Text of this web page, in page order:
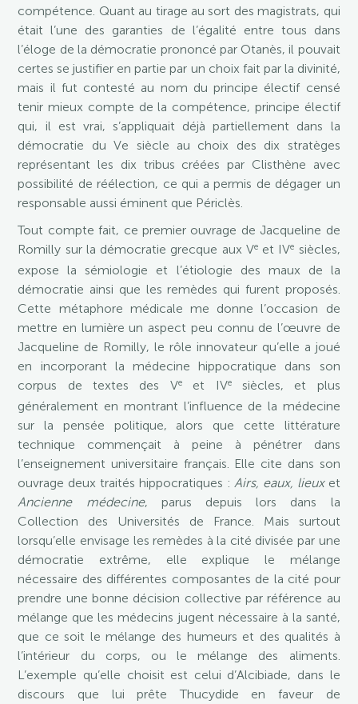
compétence. Quant au tirage au sort des magistrats, qui
était l’une des garanties de l’égalité entre tous dans
l’éloge de la démocratie prononcé par Otanès, il pouvait
certes se justifier en partie par un choix fait par la divinité,
mais il fut contesté au nom du principe électif censé
tenir mieux compte de la compétence, principe électif
qui, il est vrai, s’appliquait déjà partiellement dans la
démocratie du Ve siècle au choix des dix stratèges
représentant les dix tribus créées par Clisthène avec
possibilité de réélection, ce qui a permis de dégager un
responsable aussi éminent que Périclès.
Tout compte fait, ce premier ouvrage de Jacqueline de
Romilly sur la démocratie grecque aux Veet IVe siècles,
expose la sémiologie et l’étiologie des maux de la
démocratie ainsi que les remèdes qui furent proposés.
Cette métaphore médicale me donne l’occasion de
mettre en lumière un aspect peu connu de l’œuvre de
Jacqueline de Romilly, le rôle innovateur qu’elle a joué
en incorporant la médecine hippocratique dans son
corpus de textes des Veet IVesiècles, et plus
généralement en montrant l’influence de la médecine
sur la pensée politique, alors que cette littérature
technique commençait à peine à pénétrer dans
l’enseignement universitaire français. Elle cite dans son
ouvrage deux traités hippocratiques :Airs, eaux, lieuxet
Ancienne médecine, parus depuis lors dans la
Collection des Universités de France. Mais surtout
lorsqu’elle envisage les remèdes à la cité divisée par une
démocratie extrême, elle explique le mélange
nécessaire des différentes composantes de la cité pour
prendre une bonne décision collective par référence au
mélange que les médecins jugent nécessaire à la santé,
que ce soit le mélange des humeurs et des qualités à
l’intérieur du corps, ou le mélange des aliments.
L’exemple qu’elle choisit est celui d’Alcibiade, dans le
discours que lui prête Thucydide en faveur de